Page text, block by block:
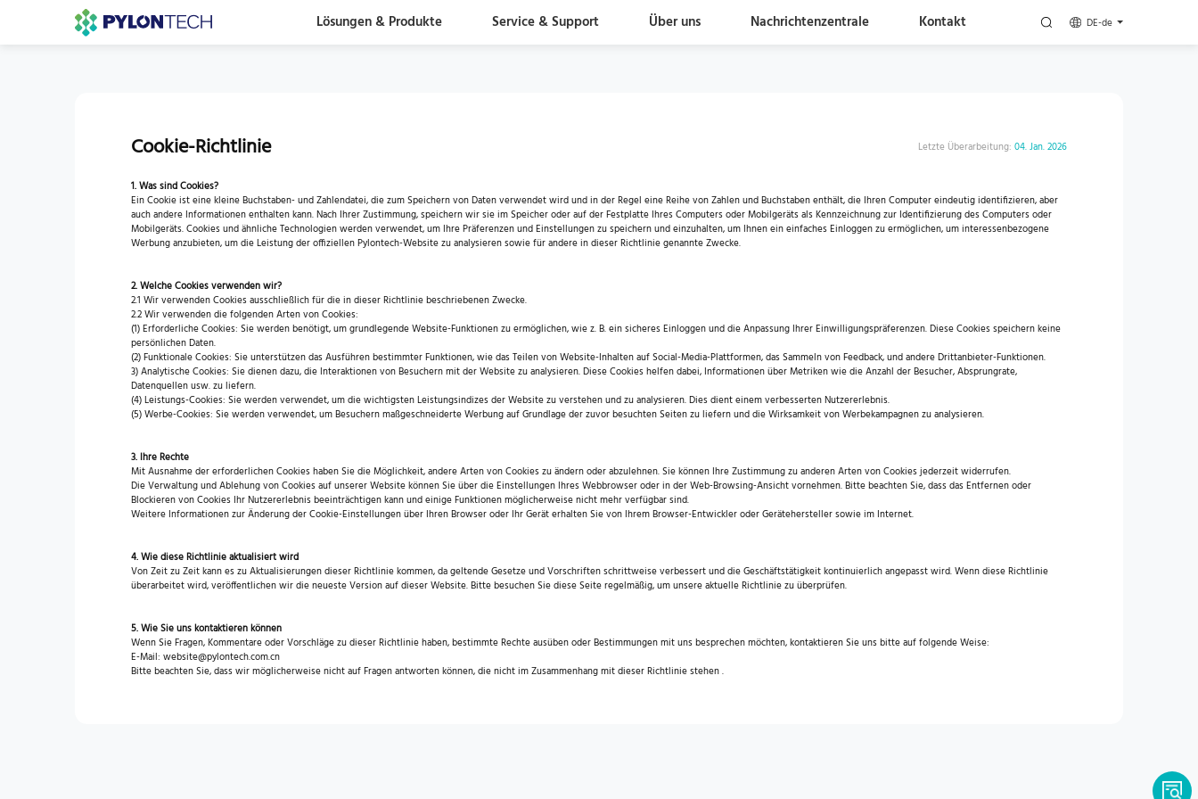
Lösungen & Produkte Service & Support Über uns Nachrichtenzentrale Kontakt DE-de
Cookie-Richtlinie Letzte Überarbeitung:04. Jan. 2026
1. Was sind Cookies?
Ein Cookie ist eine kleine Buchstaben- und Zahlendatei, die zum Speichern von Daten verwendet wird und in der Regel eine Reihe von Zahlen und Buchstaben enthält, die Ihren Computer eindeutig identifizieren, aber
auch andere Informationen enthalten kann. Nach Ihrer Zustimmung, speichern wir sie im Speicher oder auf der Festplatte Ihres Computers oder Mobilgeräts als Kennzeichnung zur Identifizierung des Computers oder
Mobilgeräts. Cookies und ähnliche Technologien werden verwendet, um Ihre Präferenzen und Einstellungen zu speichern und einzuhalten, um Ihnen ein einfaches Einloggen zu ermöglichen, um interessenbezogene
Werbung anzubieten, um die Leistung der offiziellen Pylontech-Website zu analysieren sowie für andere in dieser Richtlinie genannte Zwecke.
2. Welche Cookies verwenden wir?
2.1 Wir verwenden Cookies ausschließlich für die in dieser Richtlinie beschriebenen Zwecke.
2.2 Wir verwenden die folgenden Arten von Cookies:
(1) Erforderliche Cookies: Sie werden benötigt, um grundlegende Website-Funktionen zu ermöglichen, wie z. B. ein sicheres Einloggen und die Anpassung Ihrer Einwilligungspräferenzen. Diese Cookies speichern keine
persönlichen Daten.
(2) Funktionale Cookies: Sie unterstützen das Ausführen bestimmter Funktionen, wie das Teilen von Website-Inhalten auf Social-Media-Plattformen, das Sammeln von Feedback, und andere Drittanbieter-Funktionen.
3) Analytische Cookies: Sie dienen dazu, die Interaktionen von Besuchern mit der Website zu analysieren. Diese Cookies helfen dabei, Informationen über Metriken wie die Anzahl der Besucher, Absprungrate,
Datenquellen usw. zu liefern.
(4) Leistungs-Cookies: Sie werden verwendet, um die wichtigsten Leistungsindizes der Website zu verstehen und zu analysieren. Dies dient einem verbesserten Nutzererlebnis.
(5) Werbe-Cookies: Sie werden verwendet, um Besuchern maßgeschneiderte Werbung auf Grundlage der zuvor besuchten Seiten zu liefern und die Wirksamkeit von Werbekampagnen zu analysieren.
3. Ihre Rechte
Mit Ausnahme der erforderlichen Cookies haben Sie die Möglichkeit, andere Arten von Cookies zu ändern oder abzulehnen. Sie können Ihre Zustimmung zu anderen Arten von Cookies jederzeit widerrufen.
Die Verwaltung und Ablehung von Cookies auf unserer Website können Sie über die Einstellungen Ihres Webbrowser oder in der Web-Browsing-Ansicht vornehmen. Bitte beachten Sie, dass das Entfernen oder
Blockieren von Cookies Ihr Nutzererlebnis beeinträchtigen kann und einige Funktionen möglicherweise nicht mehr verfügbar sind.
Weitere Informationen zur Änderung der Cookie-Einstellungen über Ihren Browser oder Ihr Gerät erhalten Sie von Ihrem Browser-Entwickler oder Gerätehersteller sowie im Internet.
4. Wie diese Richtlinie aktualisiert wird
Von Zeit zu Zeit kann es zu Aktualisierungen dieser Richtlinie kommen, da geltende Gesetze und Vorschriften schrittweise verbessert und die Geschäftstätigkeit kontinuierlich angepasst wird. Wenn diese Richtlinie
überarbeitet wird, veröffentlichen wir die neueste Version auf dieser Website. Bitte besuchen Sie diese Seite regelmäßig, um unsere aktuelle Richtlinie zu überprüfen.
5. Wie Sie uns kontaktieren können
Wenn Sie Fragen, Kommentare oder Vorschläge zu dieser Richtlinie haben, bestimmte Rechte ausüben oder Bestimmungen mit uns besprechen möchten, kontaktieren Sie uns bitte auf folgende Weise:
E-Mail: website@pylontech.com.cn
Bitte beachten Sie, dass wir möglicherweise nicht auf Fragen antworten können, die nicht im Zusammenhang mit dieser Richtlinie stehen .